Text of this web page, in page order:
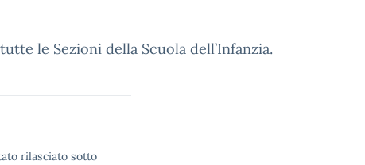
le Sezioni della Scuola dell’Infanzia.
rilasciato sotto